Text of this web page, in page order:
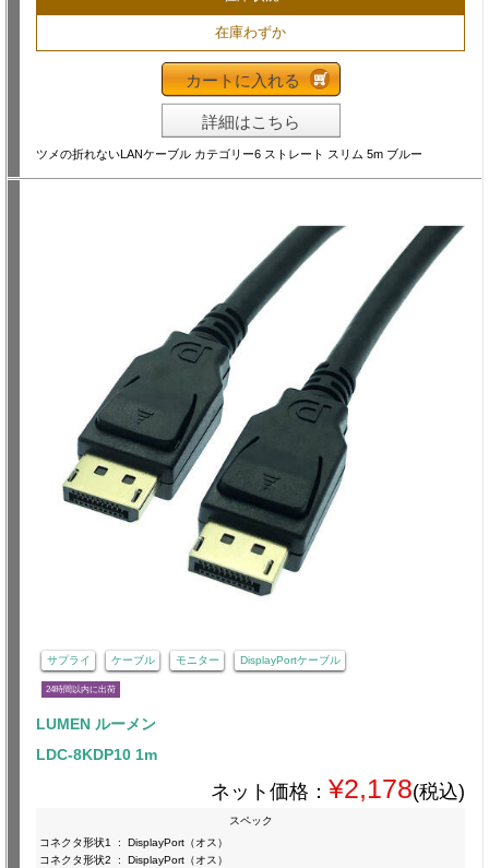
在庫わずか
カートに入れる
詳細はこちら
ツメの折れないLANケーブル カテゴリー6 ストレート スリム 5m ブルー
サプライ ケーブル モニター DisplayPortケーブル
24時間以内に出荷
LUMEN ルーメン
LDC-8KDP10 1m
ネット価格： ¥2,178(税込)
スペック
コネクタ形状1
:
DisplayPort（オス）
コネクタ形状2
:
DisplayPort（オス）